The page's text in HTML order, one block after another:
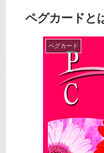
ペグカードと
ペグカード